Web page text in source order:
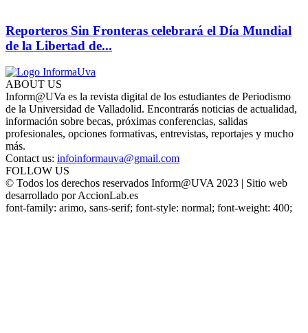
Reporteros Sin Fronteras celebrará el Día Mundial
de la Libertad de...
ABOUT US
Inform@UVa es la revista digital de los estudiantes de Periodismo
de la Universidad de Valladolid. Encontrarás noticias de actualidad,
información sobre becas, próximas conferencias, salidas
profesionales, opciones formativas, entrevistas, reportajes y mucho
más.
Contact us: infoinformauva@gmail.com
FOLLOW US
© Todos los derechos reservados Inform@UVA 2023 | Sitio web
desarrollado por AccionLab.es
font-family: arimo, sans-serif; font-style: normal; font-weight: 400;